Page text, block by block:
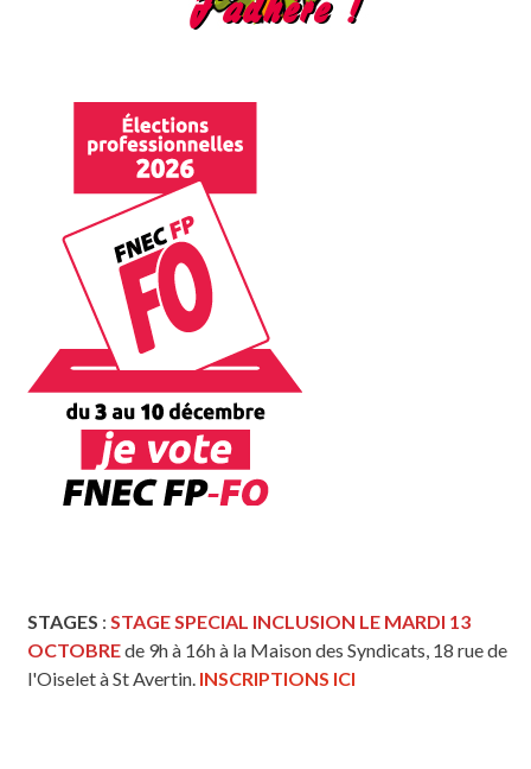
STAGES : STAGE SPECIAL INCLUSION LE MARDI 13
OCTOBREde 9h à 16h à la Maison des Syndicats, 18 rue de
l'Oiselet à St Avertin. INSCRIPTIONS ICI